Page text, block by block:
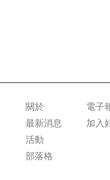
關於
最新消息
活動
部落格
電子
加入